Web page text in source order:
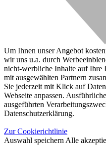
Um Ihnen unser Angebot
wir uns u.a. durch
nicht-werbliche Inhalte auf Ihre
mit ausgewählten Partnern
Sie jederzeit mit Klick auf
Webseite anpassen.
ausgeführten
Datenschutzerklärung.
Zur Cookierichtlinie
Auswahl speichern Alle